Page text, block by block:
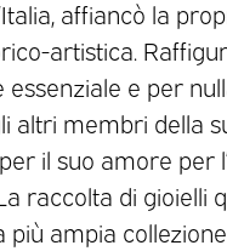
affiancò la
artistica.
e per
altri membri della
il suo amore per
raccolta di gioielli
ampia collezione